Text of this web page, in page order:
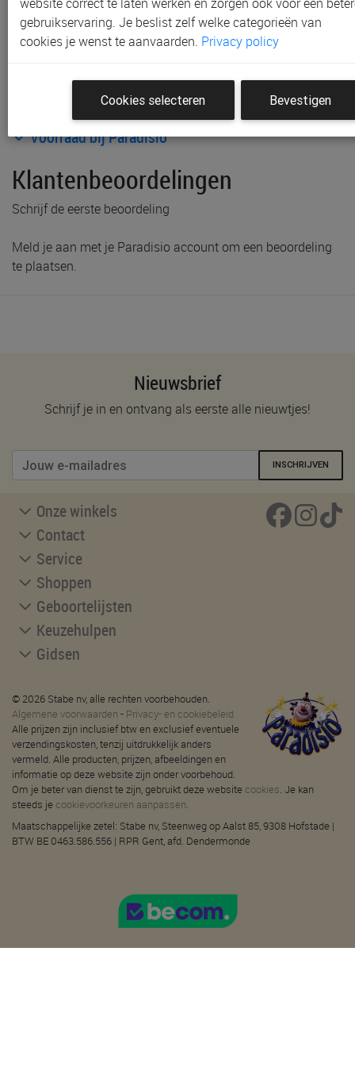
Productinformatie & specificaties
Voorraad bij Paradisio
Klantenbeoordelingen
Schrijf de eerste beoordeling
Meld je aan met je Paradisio account om een beoordeling
te plaatsen.
Nieuwsbrief
Schrijf je in en ontvang als eerste alle nieuwtjes!
INSCHRIJVEN
Onze winkels
Contact
Service
Shoppen
Geboortelijsten
Keuzehulpen
Gidsen
© 2026 Stabe nv, alle rechten voorbehouden.
Algemene voorwaarden - Privacy- en cookiebeleid
Alle prijzen zijn inclusief btw en exclusief eventuele
verzendingskosten, tenzij uitdrukkelijk anders
vermeld. Alle producten, prijzen, afbeeldingen en
informatie op deze website zijn onder voorbehoud.
Om je beter van dienst te zijn, gebruikt deze website cookies. Je kan
steeds je cookievoorkeuren aanpassen.
Maatschappelijke zetel: Stabe nv, Steenweg op Aalst 85, 9308 Hofstade |
BTW BE 0463.586.556 | RPR Gent, afd. Dendermonde
gebruikservaring. Je beslist zelf welke categorieën van
cookies je wenst te aanvaarden. Privacy policy
Cookies selecteren Bevestigen